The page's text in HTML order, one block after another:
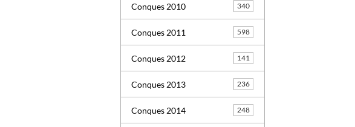
Conques 2010 340
Conques 2011 598
Conques 2012 141
Conques 2013 236
Conques 2014 248